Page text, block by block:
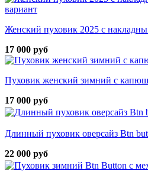
вариант
Женский пуховик 2025 с
17 000 руб
Пуховик женский зимний с
17 000 руб
Длинный пуховик оверсайз Btn
22 000 руб